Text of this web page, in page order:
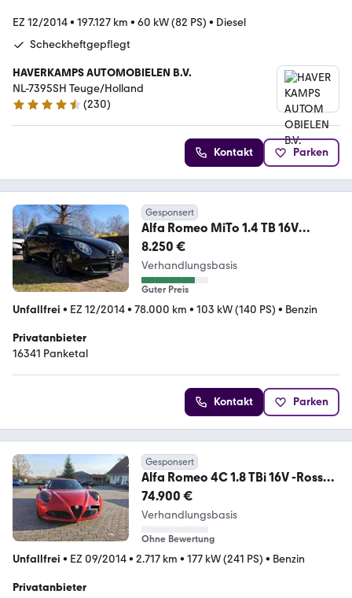
EZ 12/2014• 197.127 km • 60 kW (82 PS) • Diesel
Scheckheftgepflegt
HAVERKAMPS AUTOMOBIELEN B.V.
NL-7395SH Teuge/Holland
4.5 Sterne
(230)
Kontakt Parken
Gesponsert
Alfa Romeo MiTo 1.4 TB 16V
MultiAir TCT Turismo Turismo
8.250 €
Verhandlungsbasis
Guter Preis
Unfallfrei • EZ 12/2014• 78.000 km • 103 kW (140 PS) • Benzin
Privatanbieter
16341 Panketal
Kontakt Parken
Gesponsert
Alfa Romeo 4C 1.8 TBi 16V -Rosso
Competizione >> neuwertig
74.900 €
Verhandlungsbasis
Ohne Bewertung
Unfallfrei • EZ 09/2014• 2.717 km • 177 kW (241 PS) • Benzin
Privatanbieter